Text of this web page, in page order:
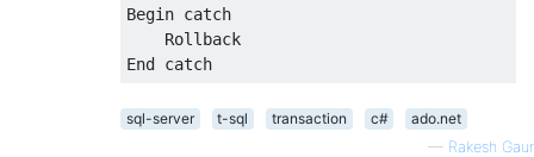
Begin catch
Rollback
End
catch
sql-server t-sql transaction c#
ado.net
— Rakesh Gaur